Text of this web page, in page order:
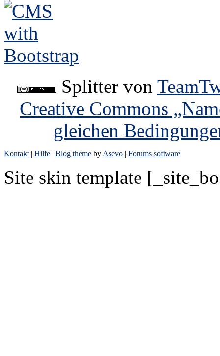
Splitter von
Creative Commons
gleichen
Kontakt | Hilfe | Blog theme by Asevo | Forums software
Site skin template